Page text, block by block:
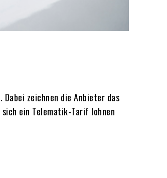
zeichnen die Anbieter das
ein Telematik-Tarif lohnen